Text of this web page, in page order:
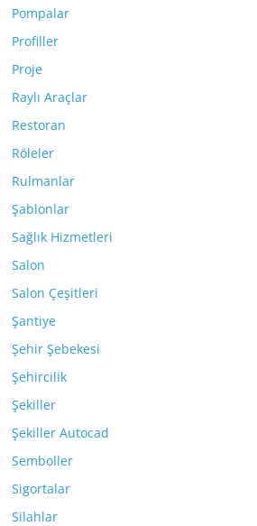
Pompalar
Profiller
Proje
Raylı Araçlar
Restoran
Röleler
Rulmanlar
Şablonlar
Sağlık Hizmetleri
Salon
Salon Çeşitleri
Şantiye
Şehir Şebekesi
Şehircilik
Şekiller
Şekiller Autocad
Semboller
Sigortalar
Silahlar